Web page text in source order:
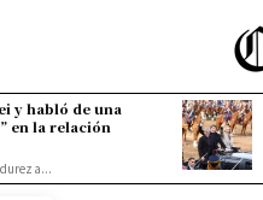
y habló de una
en la relación